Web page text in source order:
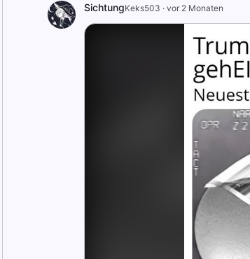
SichtungKeks503 · vor 2 Monaten